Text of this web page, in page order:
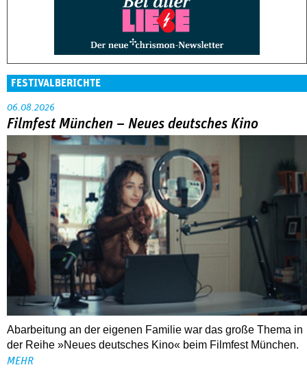
FESTIVALBERICHTE
06.08.2026
Filmfest München – Neues deutsches Kino
Abarbeitung an der eigenen Familie war das große Thema in
der Reihe »Neues deutsches Kino« beim Filmfest München.
MEHR